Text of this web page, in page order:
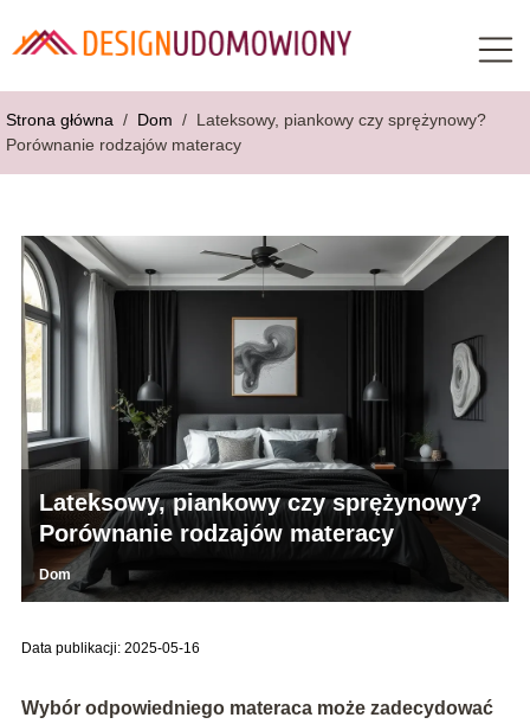
Strona główna / Dom / Lateksowy, piankowy czy sprężynowy?
Porównanie rodzajów materacy
Lateksowy, piankowy czy sprężynowy?
Porównanie rodzajów materacy
Dom
Data publikacji: 2025-05-16
Wybór odpowiedniego materaca może zadecydować